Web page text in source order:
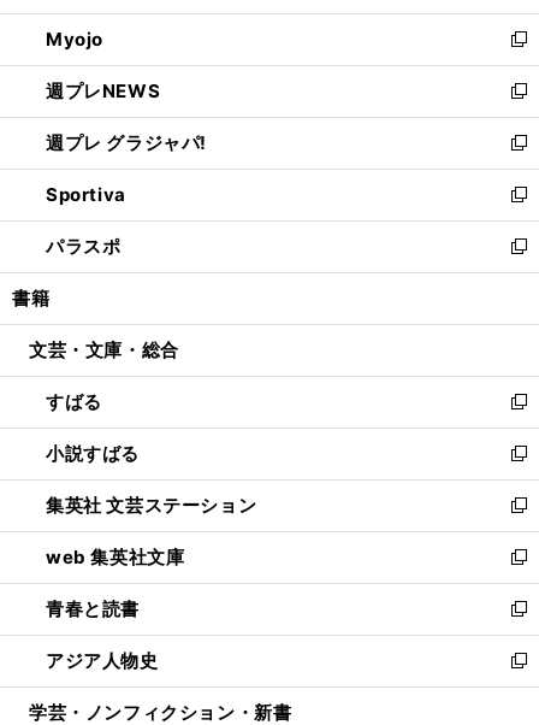
開
く
ウ
で
開
く
ン
ド
ウ
で
開
く
ウ
ィ
ン
ド
ウ
で
開
く
Myojo
新
し
い
ウ
ィ
ン
ド
ウ
で
開
週プレNEWS
新
し
い
ウ
ィ
ン
ド
ウ
開
週プレ グラジャパ!
新
し
い
ウ
ィ
ン
ウ
開
く
Sportiva
新
し
い
ウ
ン
ウ
で
開
く
パラスポ
新
し
ウ
ン
ド
ウ
で
開
く
書籍
文芸・文庫・総合
すばる
新
し
い
ウ
ィ
ン
ド
ウ
で
開
く
小説すばる
新
し
い
ウ
ィ
ン
ド
ウ
で
開
集英社 文芸ステーション
新
し
い
ウ
ィ
ン
ド
ウ
web 集英社文庫
新
し
い
ウ
ィ
ン
青春と読書
新
し
い
ウ
アジア人物史
新
し
学芸・ノンフィクション・新書